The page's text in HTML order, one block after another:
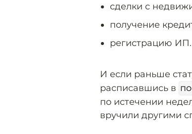
сделки с
получение
регистрацию ИП.
И если раньше
расписавшись в
по истечении
вручили другими